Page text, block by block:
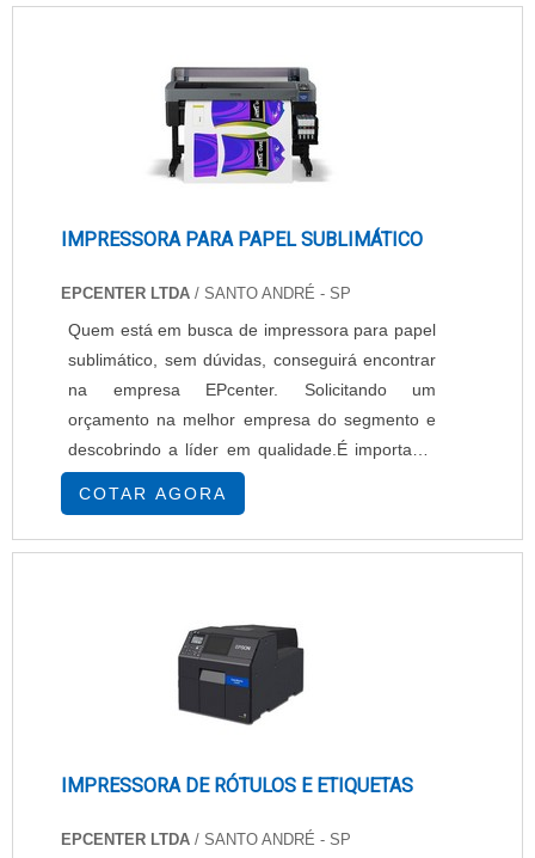
IMPRESSORA PARA PAPEL SUBLIMÁTICO
EPCENTER LTDA / SANTO ANDRÉ - SP
Quem está em busca de impressora para papel
sublimático, sem dúvidas, conseguirá encontrar
na empresa EPcenter. Solicitando um
orçamento na melhor empresa do segmento e
descobrindo a líder em qualidade.É importante
lembrar que o produto deve sempre ser
adquirido com empresas especializadas no
segmento. Esse tipo de cuidado ajuda a garantir
COTAR AGORA
IMPRESSORA DE RÓTULOS E ETIQUETAS
EPCENTER LTDA / SANTO ANDRÉ - SP